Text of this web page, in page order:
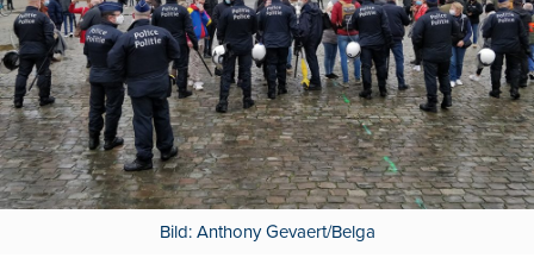
Bild: Anthony Gevaert/Belga